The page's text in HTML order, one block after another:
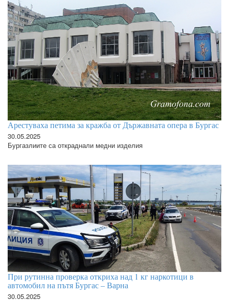
Арестуваха петима за кражба от Държавната опера в Бургас
30.05.2025
Бургазлиите са откраднали медни изделия
При рутинна проверка откриха над 1 кг наркотици в
автомобил на пътя Бургас – Варна
30.05.2025